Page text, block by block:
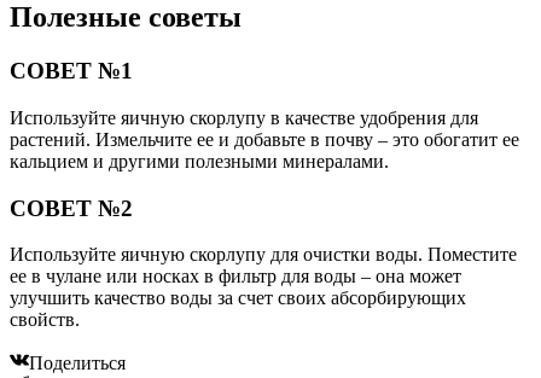
Полезные советы
СОВЕТ №1
Используйте яичную скорлупу в качестве удобрения для
растений. Измельчите ее и добавьте в почву – это обогатит ее
кальцием и другими полезными минералами.
СОВЕТ №2
Используйте яичную скорлупу для очистки воды. Поместите
ее в чулане или носках в фильтр для воды – она может
улучшить качество воды за счет своих абсорбирующих
свойств.
Поделиться